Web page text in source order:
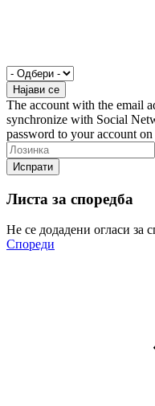
The account with the email
synchronize with Social
password to your account on
Листа за споредба
Не се додадени огласи за
Спореди